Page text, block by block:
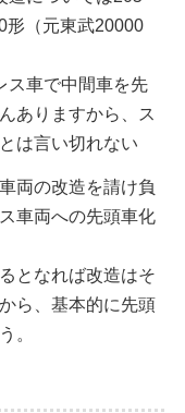
形（元東武20000
ス車で中間車を先
ありますから、ス
は言い切れない
両の改造を請け負
車両への先頭車化
となれば改造はそ
ら、基本的に先頭
。